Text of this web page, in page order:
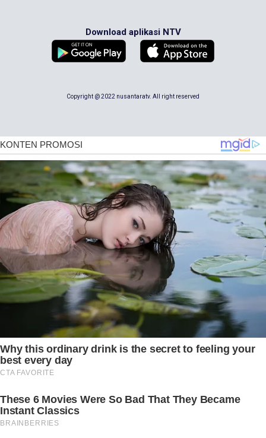
Download aplikasi NTV
Copyright @ 2022 nusantaratv. All right reserved